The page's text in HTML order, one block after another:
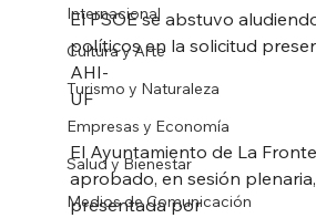
Internacional
Cultura y Arte
Turismo y Naturaleza
Empresas y Economía
Salud y Bienestar
Medios de Comunicación
El PSOE se abstuvo
políticos en la solicitud
AHI-
UF
El Ayuntamiento de La
aprobado, en sesión
presentada por